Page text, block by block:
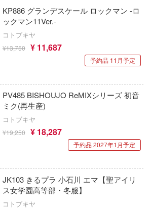
KP886 グランデスケール ロックマン -ロ
ックマン11Ver.-
コトブキヤ
¥13,750 ¥ 11,687
予約品 11月予定
PV485 BISHOUJO ReMIXシリーズ 初音
ミク(再生産)
コトブキヤ
¥19,250 ¥ 18,287
予約品 2027年1月予定
JK103 きるプラ 小石川 エマ【聖アイリ
ス女学園高等部・冬服】
コトブキヤ
Stellar Blade
スター・ウォーズ
戦姫絶唱シンフォギア
戦場のヴァルキュリア
戦闘妖精雪風
ゼロの使い魔
ゼルダの伝説
聖戦士ダンバイン
ゼンレスゾーンゼロ
生徒会にも穴はある！
エイビーシーホビー
ENSOUTOYS
A&Aモデルズ(ビーバーコーポレーション)
エバーグリーン
EVOLUTION・TOY
EXO-6(プラッツ)
エフトイズ(プラッツ)
エレキット